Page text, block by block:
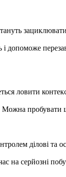
допоможе
ловити
пробувати
ділові
на серйозні